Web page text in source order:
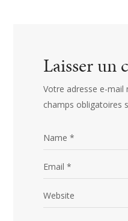
Laisser un
Votre adresse e-mail
champs obligatoires